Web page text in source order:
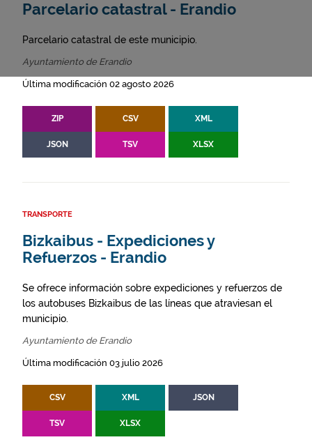
Parcelario catastral - Erandio
Parcelario catastral de este municipio.
Ayuntamiento de Erandio
Última modificación 02 agosto 2026
ZIP CSV XML
JSON TSV XLSX
TRANSPORTE
Bizkaibus - Expediciones y
Refuerzos - Erandio
Se ofrece información sobre expediciones y refuerzos de
los autobuses Bizkaibus de las líneas que atraviesan el
municipio.
Ayuntamiento de Erandio
Última modificación 03 julio 2026
CSV XML JSON
TSV XLSX